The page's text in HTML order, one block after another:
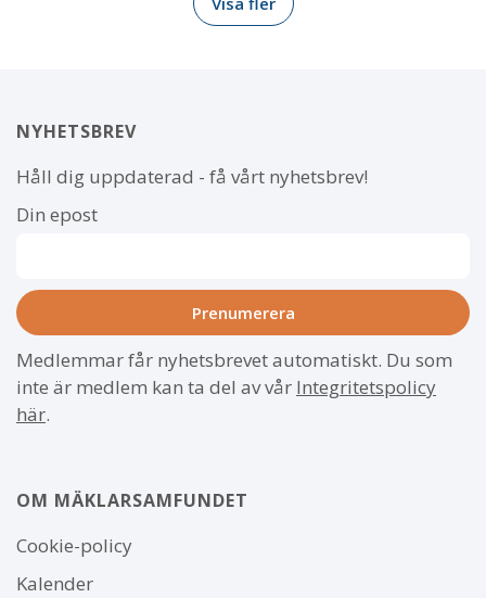
NYHETSBREV
Håll dig uppdaterad - få vårt nyhetsbrev!
Din epost
Medlemmar får nyhetsbrevet automatiskt. Du som
inte är medlem kan ta del av vår Integritetspolicy
här.
OM MÄKLARSAMFUNDET
Om
webbplatsen
Cookie-policy
Kalender